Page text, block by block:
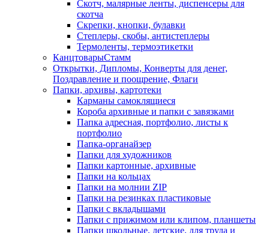
Скотч, малярные ленты, диспенсеры для
скотча
Скрепки, кнопки, булавки
Степлеры, скобы, антистеплеры
Термоленты, термоэтикетки
КанцтоварыСтамм
Открытки, Дипломы, Конверты для денег,
Поздравление и поощрение, Флаги
Папки, архивы, картотеки
Карманы самоклящиеся
Короба архивные и папки с завязками
Папка адресная, портфолио, листы к
портфолио
Папка-органайзер
Папки для художников
Папки картонные, архивные
Папки на кольцах
Папки на молнии ZIP
Папки на резинках пластиковые
Папки с вкладышами
Папки с прижимом или клипом, планшеты
Папки школьные, детские, для труда и